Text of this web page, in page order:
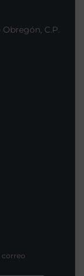
C.P.
correo